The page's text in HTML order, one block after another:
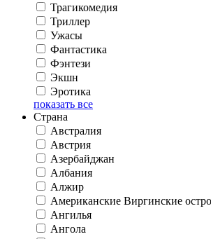
Трагикомедия
Триллер
Ужасы
Фантастика
Фэнтези
Экшн
Эротика
показать все
Страна
Австралия
Австрия
Азербайджан
Албания
Алжир
Американские Виргинские
Ангилья
Ангола